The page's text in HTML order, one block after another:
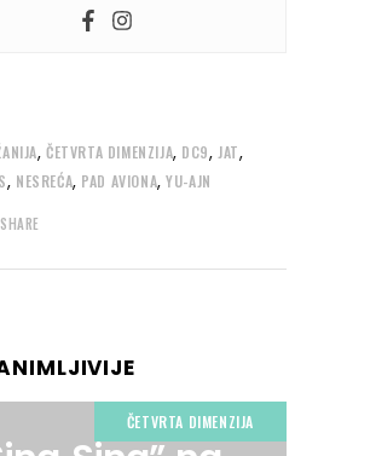
,ČETVRTA DIMENZIJA, DC9,JAT,
, NESREĆA, PAD AVIONA,YU-AJN
SHARE
ČETVRTA DIMENZIJA